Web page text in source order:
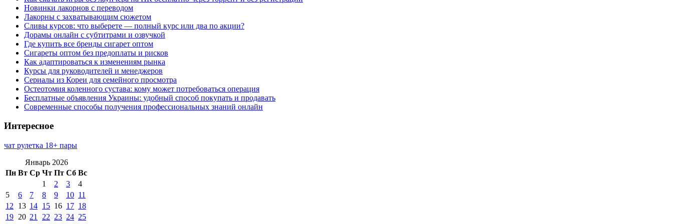
Новинки лакорнов с переводом
Лакорны с захватывающим сюжетом
Сливы курсов: что выберете — полный курс или два по акции?
Дорамы онлайн с субтитрами и озвучкой
Где купить все бренды сигарет оптом
Сигареты оптом без предоплаты и рисков
Как адаптироваться к изменениям рынка
Курсы для руководителей и менеджеров
Сериалы из Кореи для семейного просмотра
Остеотомия коленного сустава: кому может потребоваться операция
Бесплатные объявления Украины: удобный способ покупать и продавать
Современные способы получения профессиональных знаний онлайн
Интересное
чат рулетка 18+ пары
Январь 2026
Пн Вт Ср Чт Пт Сб Вс
1
2 3
4
5
6 7 8 9 10 11
12
13 14 15 16 17 18
19 20 21 22 23 24 25